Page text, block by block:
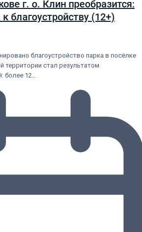
г. о. Клин преобразится:
благоустройству (12+)
благоустройство парка в посёлке
территории стал результатом
более 12…